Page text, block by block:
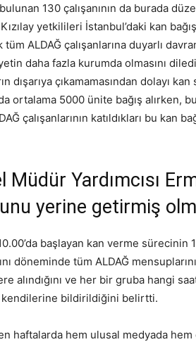
130 çalışanının da burada
yetkilileri İstanbul’daki kan
tüm ALDAĞ çalışanlarına duyarlı
daha fazla kurumda olmasını
dışarıya çıkamamasından dolayı
ortalama 5000 ünite bağış alırken,
çalışanlarının katıldıkları bu kan
Müdür Yardımcısı
yerine getirmiş
başlayan kan verme sürecinin
döneminde tüm ALDAĞ
alındığını ve her bir gruba hangi
bildirildiğini belirtti.
haftalarda hem ulusal medyada